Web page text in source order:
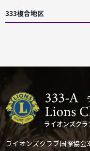
333複合地区
ライオンズクラブ国際協